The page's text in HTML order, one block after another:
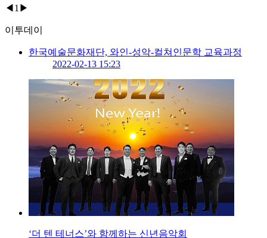
◀ 1 ▶
이투데이
한국예술문화재단, 와인-성악-컬쳐인문학 교육과정
2022-02-13 15:23
‘더 텐 테너스’와 함께하는 신년음악회